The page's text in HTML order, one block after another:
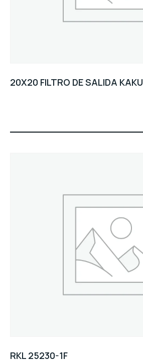
20X20 FILTRO DE SALIDA KAKU
RKL 25230-1F